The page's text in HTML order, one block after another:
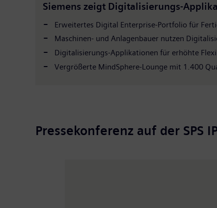
Siemens zeigt Digitalisierungs-
Erweitertes Digital Enterprise-Portfolio für
Maschinen- und Anlagenbauer nutzen
Digitalisierungs-Applikationen für erhöhte
Vergrößerte MindSphere-Lounge mit 1.400
Pressekonferenz auf der SPS